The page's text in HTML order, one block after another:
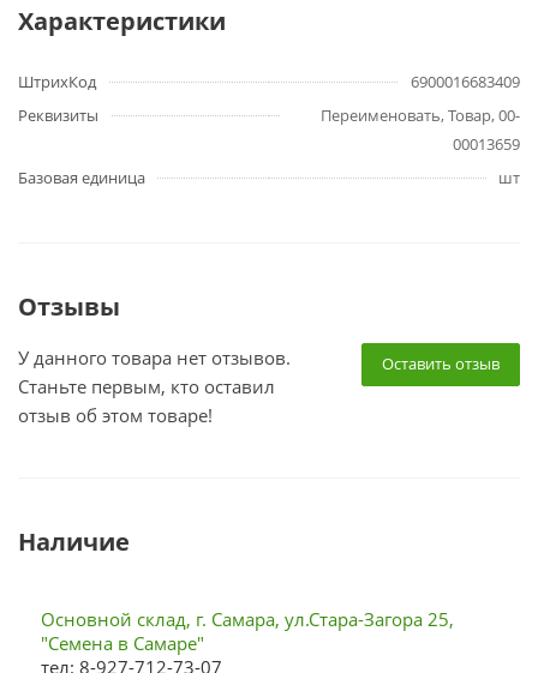
Характеристики
ШтрихКод
6900016683409
Реквизиты
Переименовать, Товар, 00-
00013659
Базовая единица
шт
Отзывы
Оставить отзыв
У данного товара нет отзывов.
Станьте первым, кто оставил
отзыв об этом товаре!
Наличие
Основной склад, г. Самара, ул.Стара-Загора 25,
"Семена в Самаре"
тел: 8-927-712-73-07